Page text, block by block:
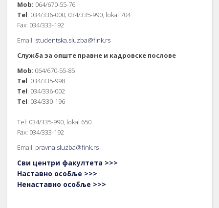
Mob: 064/670-55-76
Tel: 034/336-000; 034/335-990, lokal 704
Fax: 034/333-192
Email: studentska.sluzba@fink.rs
Служба за опште правне и кадровске послове
Mob: 064/670-55-85
Tel: 034/335-998
Tel: 034/336-002
Tel: 034/330-196
Tel: 034/335-990, lokal 650
Fax: 034/333-192
Email: pravna.sluzba@fink.rs
Сви центри факултета >>>
Наставно особље >>>
Ненаставно особље >>>